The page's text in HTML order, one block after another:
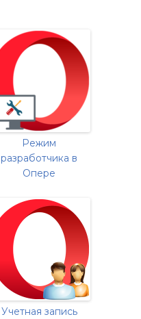
Режим
разработчика в
Опере
Учетная запись